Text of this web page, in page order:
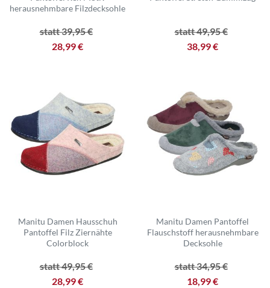
herausnehmbare Filzdecksohle
statt 39,95 €
28,99 €
statt 49,95 €
38,99 €
Manitu Damen Hausschuh
Pantoffel Filz Ziernähte
Colorblock
statt 49,95 €
28,99 €
Manitu Damen Pantoffel
Flauschstoff herausnehmbare
Decksohle
statt 34,95 €
18,99 €